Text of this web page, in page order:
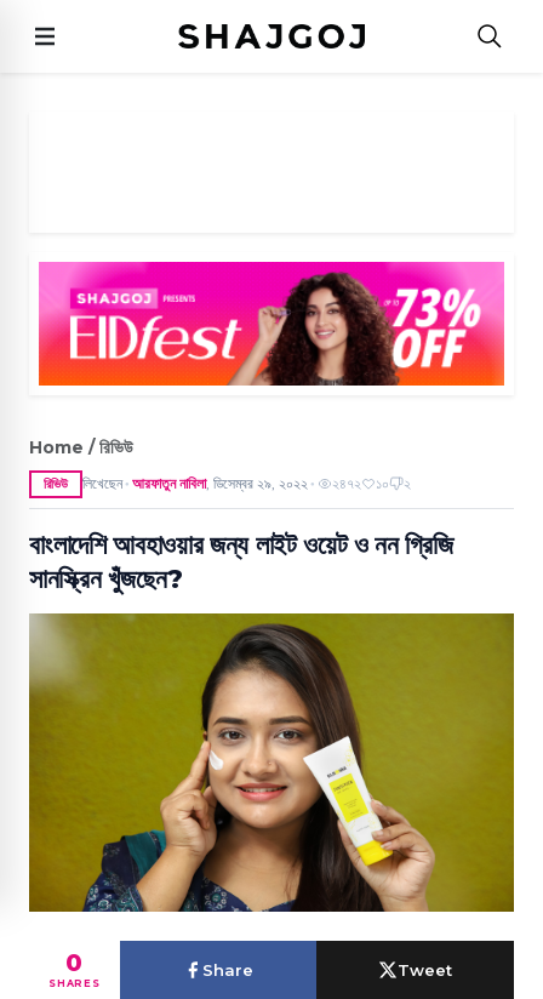
Home / রিভিউ
রিভিউ লিখেছেন ● আরফাতুন নাবিলা, ডিসেম্বর ২৯, ২০২২ ● ২৪৭২ ১০ ২
বাংলাদেশি আবহাওয়ার জন্য লাইট ওয়েট ও নন গ্রিজি
সানস্ক্রিন খুঁজছেন?
0
SHARES
Share Tweet